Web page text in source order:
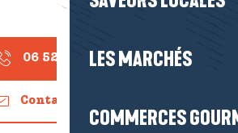
LES MARCHÉS
COMMERCES
06 52 32 76▒▒
Contactez-nous